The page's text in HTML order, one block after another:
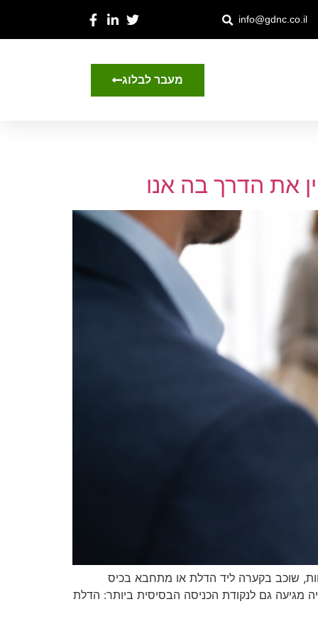
info@gdnc.co.il
מעבר לבלוג
את הדרך בה אנו
שוכב בקערה ליד הדלת או מתחבא בכיס
מגיעה גם לנקודת הכניסה הבסיסית ביותר: הדלת